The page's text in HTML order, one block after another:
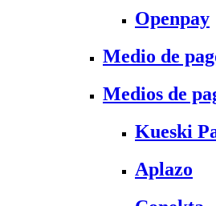
Openpay
Medio de
Medios de
Kueski
Aplazo